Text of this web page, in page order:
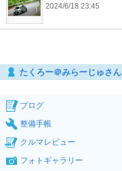
2024/6/18 23:45
たくろー＠みらーじゅさん
ブログ
整備手帳
クルマレビュー
フォトギャラリー